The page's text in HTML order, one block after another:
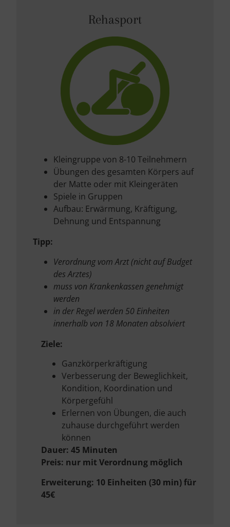
Rehasport
Kleingruppe von 8-10 Teilnehmern
Übungen des gesamten Körpers auf
der Matte oder mit Kleingeräten
Spiele in Gruppen
Aufbau: Erwärmung, Kräftigung,
Dehnung und Entspannung
Tipp:
Verordnung vom Arzt (nicht auf Budget
des Arztes)
muss von Krankenkassen genehmigt
werden
in der Regel werden 50 Einheiten
innerhalb von 18 Monaten absolviert
Ziele:
Ganzkörperkräftigung
Verbesserung der Beweglichkeit,
Kondition, Koordination und
Körpergefühl
Erlernen von Übungen, die auch
zuhause durchgeführt werden
können
Dauer: 45 Minuten
Preis: nur mit Verordnung möglich
Erweiterung: 10 Einheiten (30 min) für
45€